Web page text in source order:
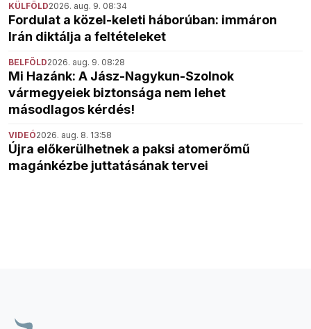
KÜLFÖLD2026. aug. 9. 08:34
Fordulat a közel-keleti háborúban: immáron
Irán diktálja a feltételeket
BELFÖLD2026. aug. 9. 08:28
Mi Hazánk: A Jász-Nagykun-Szolnok
vármegyeiek biztonsága nem lehet
másodlagos kérdés!
VIDEÓ2026. aug. 8. 13:58
Újra előkerülhetnek a paksi atomerőmű
magánkézbe juttatásának tervei